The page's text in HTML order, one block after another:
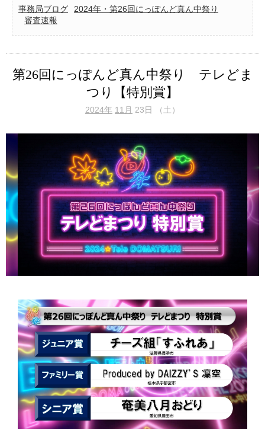
事務局ブログ
2024年・第26回にっぽんど真ん中祭り
審査速報
第26回にっぽんど真ん中祭り テレどま
つり【特別賞】
2024年 11月 23日 （土）